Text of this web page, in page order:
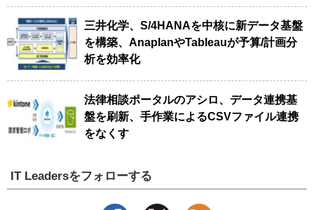
三井化学、S/4HANAを中核に新データ基盤
を構築、AnaplanやTableauが予算/計画分
析を効率化
法律相談ポータルのアシロ、データ連携基
盤を刷新、手作業によるCSVファイル連携
をなくす
IT Leadersをフォローする